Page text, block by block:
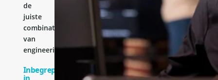
de
juiste
combinatie
van
engineeringervaring.
Inbegrepen